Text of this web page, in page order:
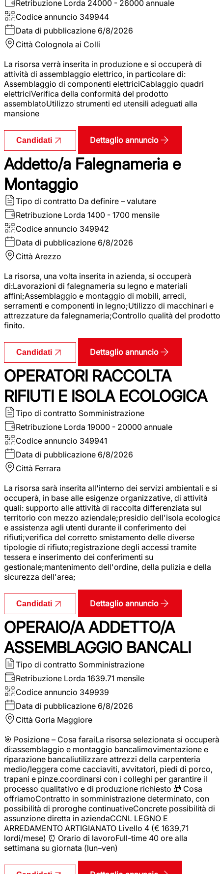
Retribuzione Lorda 24000 - 26000 annuale
Codice annuncio 349944
Data di pubblicazione 6/8/2026
Città Colognola ai Colli
La risorsa verrà inserita in produzione e si occuperà di
attività di assemblaggio elettrico, in particolare di:
Assemblaggio di componenti elettriciCablaggio quadri
elettriciVerifica della conformità del prodotto
assemblatoUtilizzo strumenti ed utensili adeguati alla
mansione
Candidati Dettaglio annuncio
Addetto/a Falegnameria e
Montaggio
Tipo di contratto Da definire – valutare
Retribuzione Lorda 1400 - 1700 mensile
Codice annuncio 349942
Data di pubblicazione 6/8/2026
Città Arezzo
La risorsa, una volta inserita in azienda, si occuperà
di:Lavorazioni di falegnameria su legno e materiali
affini;Assemblaggio e montaggio di mobili, arredi,
serramenti e componenti in legno;Utilizzo di macchinari e
attrezzature da falegnameria;Controllo qualità del prodotto
finito.
Candidati Dettaglio annuncio
OPERATORI RACCOLTA
RIFIUTI E ISOLA ECOLOGICA
Tipo di contratto Somministrazione
Retribuzione Lorda 19000 - 20000 annuale
Codice annuncio 349941
Data di pubblicazione 6/8/2026
Città Ferrara
La risorsa sarà inserita all'interno dei servizi ambientali e si
occuperà, in base alle esigenze organizzative, di attività
quali: supporto alle attività di raccolta differenziata sul
territorio con mezzo aziendale;presidio dell'isola
e assistenza agli utenti durante il conferimento dei
rifiuti;verifica del corretto smistamento delle diverse
tipologie di rifiuto;registrazione degli accessi tramite
tessera e inserimento dei conferimenti su
gestionale;mantenimento dell'ordine, della pulizia e della
sicurezza dell'area;
Candidati Dettaglio annuncio
OPERAIO/A ADDETTO/A
ASSEMBLAGGIO BANCALI
Tipo di contratto Somministrazione
Retribuzione Lorda 1639.71 mensile
Codice annuncio 349939
Data di pubblicazione 6/8/2026
Città Gorla Maggiore
🎯 Posizione – Cosa faraiLa risorsa selezionata si occuperà
di:assemblaggio e montaggio bancalimovimentazione e
riparazione bancaliutilizzare attrezzi della carpenteria
medio/leggera come cacciaviti, avvitatori, piedi di porco,
trapani e pinze.coordinarsi con i colleghi per garantire il
processo qualitativo e di produzione richiesto 🎁 Cosa
offriamoContratto in somministrazione determinato, con
possibilità di proroghe continuativeConcrete possibilità di
assunzione diretta in aziendaCCNL LEGNO E
ARREDAMENTO ARTIGIANATO Livello 4 (€ 1639,71
lordi/mese) ⏰ Orario di lavoroFull-time 40 ore alla
settimana su giornata (lun–ven)